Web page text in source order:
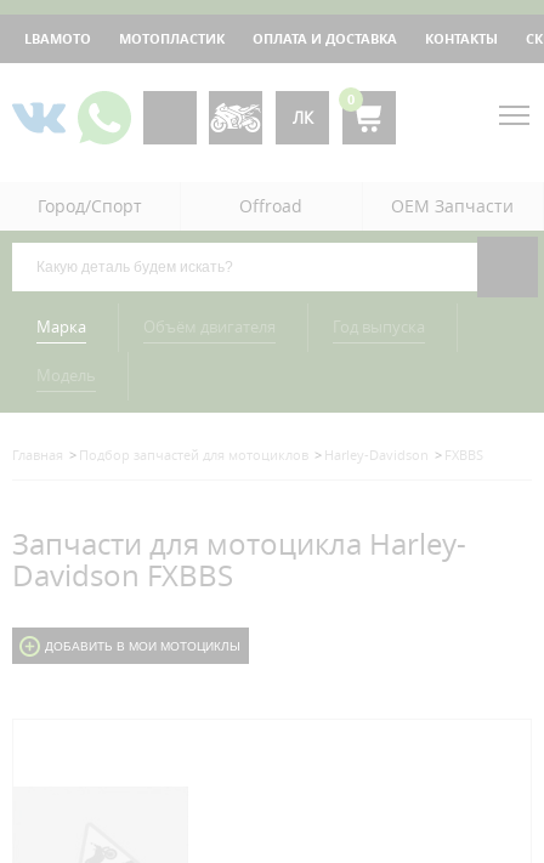
LBAMOTO МОТОПЛАСТИК ОПЛАТА И ДОСТАВКА КОНТАКТЫ
ЛК
0
Город/Спорт Offroad OEM Запчасти
Марка
Главная Подбор запчастей для мотоциклов Harley-Davidson FXBBS
Запчасти для мотоцикла Harley-
Davidson FXBBS
ДОБАВИТЬ В МОИ МОТОЦИКЛЫ